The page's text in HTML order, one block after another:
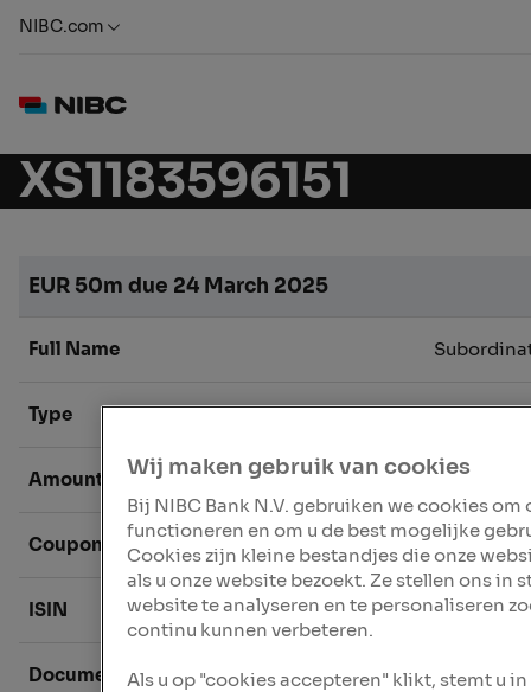
NIBC.com
XS1183596151
EUR 50m due 24 March 2025
Full Name
Type Tier 2
Amount Outstanding EUR 50m
Coupon 4%
ISIN
Documentation
Wij maken gebruik van cookies
Bij NIBC Bank N.V. gebruiken we cookies
functioneren en om u de best mogelijke
Cookies zijn kleine bestandjes die onze
als u onze website bezoekt. Ze stellen ons in
website te analyseren en te personaliseren
continu kunnen verbeteren.
Als u op "cookies accepteren" klikt, stemt u